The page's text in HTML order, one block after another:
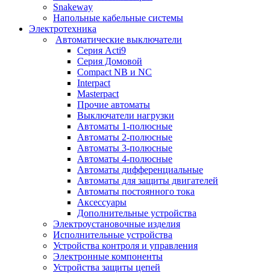
Snakeway
Напольные кабельные системы
Электротехника
Автоматические выключатели
Серия Acti9
Серия Домовой
Compact NB и NC
Interpact
Masterpact
Прочие автоматы
Выключатели нагрузки
Автоматы 1-полюсные
Автоматы 2-полюсные
Автоматы 3-полюсные
Автоматы 4-полюсные
Автоматы дифференциальные
Автоматы для защиты двигателей
Автоматы постоянного тока
Аксессуары
Дополнительные устройства
Электроустановочные изделия
Исполнительные устройства
Устройства контроля и управления
Электронные компоненты
Устройства защиты цепей